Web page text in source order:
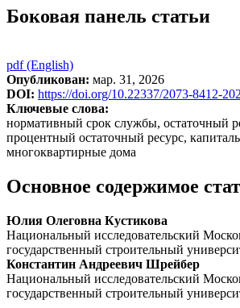
Боковая панель статьи
pdf (English)
Опубликован: мар. 31, 2026
DOI: https://doi.org/10.22337/2073-8412-
Ключевые слова:
нормативный срок службы, остаточный
процентный остаточный ресурс,
многоквартирные дома
Основное содержимое
Юлия Олеговна Кустикова
Национальный исследовательский
государственный строительный
Константин Андреевич Шрейбер
Национальный исследовательский
государственный строительный